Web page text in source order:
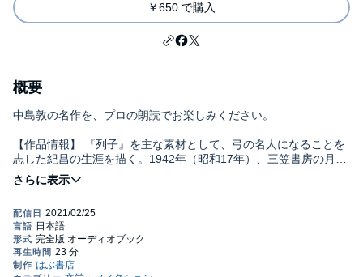
￥650 で購入
概要
中島敦の名作を、プロの朗読でお楽しみください。
【作品情報】 『列子』を主な素材として、弓の名人になることを
志した紀昌の生涯を描く。1942年（昭和17年）、三笠書房の月刊
誌『文庫』12月号に掲載された。
月5日 - 1942年（昭和17年）12月4日）は、日本の小説家。代表作
は『山月記』『光と風と夢』『弟子』『李陵』など。Public
Domain (P)Roundemy Co., Ltd.